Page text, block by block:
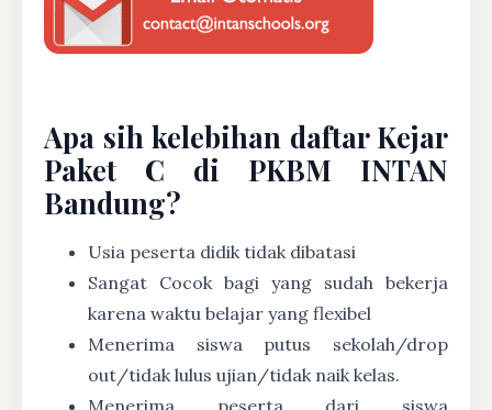
Apa sih kelebihan daftar Kejar
Paket C di PKBM INTAN
Bandung?
Usia peserta didik tidak dibatasi
Sangat Cocok bagi yang sudah bekerja
karena waktu belajar yang flexibel
Menerima siswa putus sekolah/drop
out/tidak lulus ujian/tidak naik kelas.
Menerima peserta dari siswa